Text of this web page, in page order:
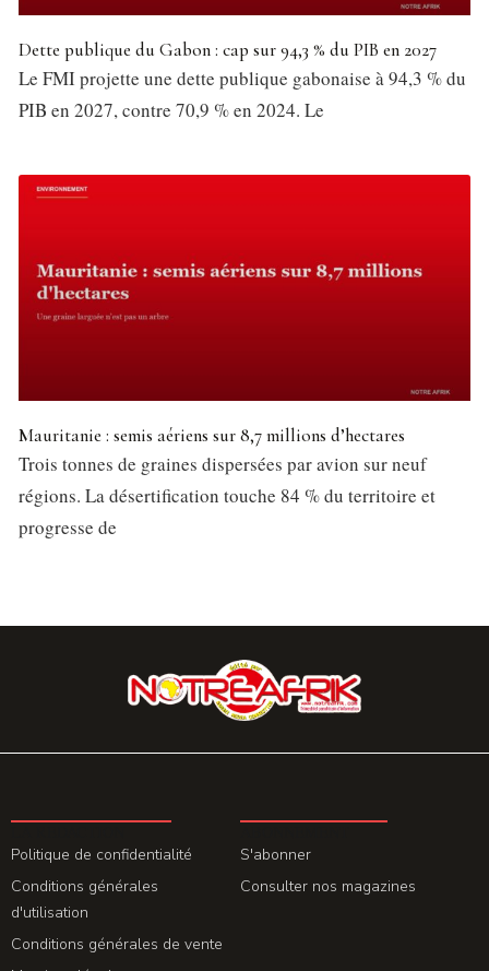
Dette publique du Gabon : cap sur 94,3 % du PIB en 2027
Le FMI projette une dette publique gabonaise à 94,3 % du
PIB en 2027, contre 70,9 % en 2024. Le
Mauritanie : semis aériens sur 8,7 millions d’hectares
Trois tonnes de graines dispersées par avion sur neuf
régions. La désertification touche 84 % du territoire et
progresse de
Politique de confidentialité
Conditions générales
d'utilisation
Conditions générales de vente
S'abonner
Consulter nos magazines